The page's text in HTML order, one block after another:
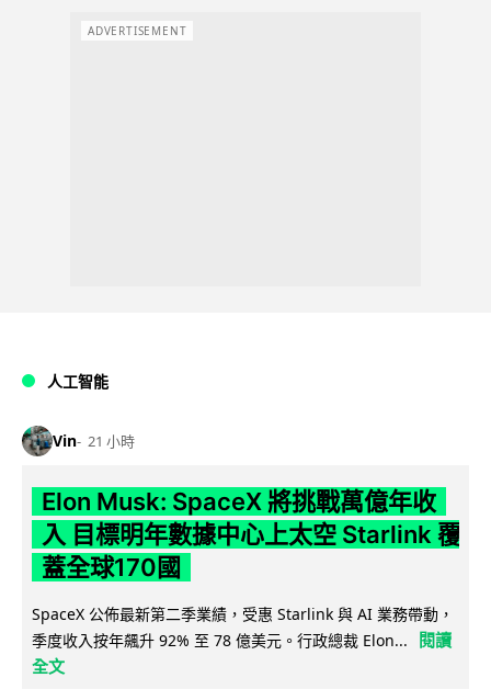
ADVERTISEMENT
人工智能
Vin 21 小時
Elon Musk: SpaceX 將挑戰萬億年收
入 目標明年數據中心上太空 Starlink 覆
蓋全球170國
SpaceX 公佈最新第二季業績，受惠 Starlink 與 AI 業務帶動，
季度收入按年飆升 92% 至 78 億美元。行政總裁 Elon...
閱讀
全文